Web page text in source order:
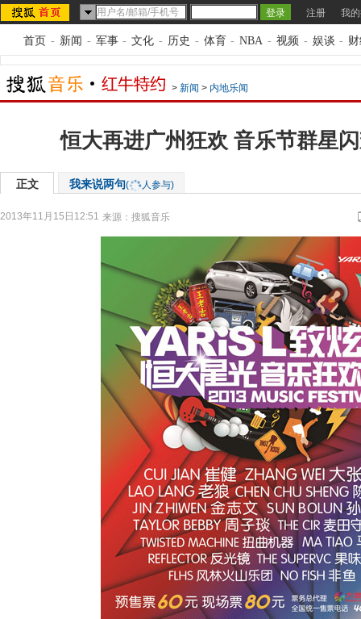
注册 我
首页 - 新闻 - 军事 - 文化 - 历史 - 体育 - NBA - 视频 - 娱谈 -
> 新闻 > 内地乐闻
恒大再进广州狂欢 音乐节群星
正文 我来说两句( 人参与)
2013年11月15日12:51 来源： 搜狐音乐